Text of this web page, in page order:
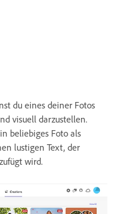
du eines deiner Fotos
visuell darzustellen.
beliebiges Foto als
lustigen Text, der
wird.